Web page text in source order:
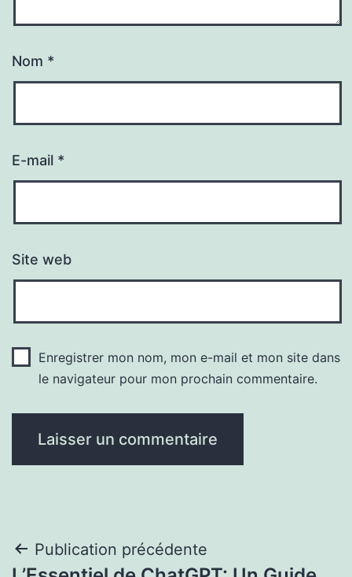
Nom *
E-mail *
Site web
Enregistrer mon nom, mon e-mail et mon site dans
le navigateur pour mon prochain commentaire.
Navigation
Publication précédente